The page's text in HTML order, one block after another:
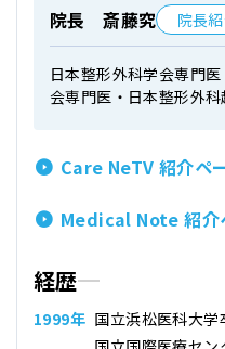
院長 斎藤究
院長
日本整形外科学会専門
会専門医・日本整形外
Care NeTV 紹介ペ
Medical Note 紹介
経歴
1999年 国立浜松医科大学